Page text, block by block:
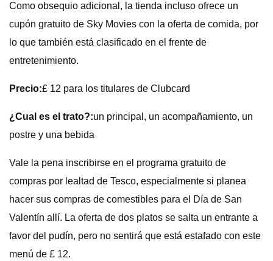
Como obsequio adicional, la tienda incluso ofrece un
cupón gratuito de Sky Movies con la oferta de comida, por
lo que también está clasificado en el frente de
entretenimiento.
Precio:£ 12 para los titulares de Clubcard
¿Cual es el trato?:un principal, un acompañamiento, un
postre y una bebida
Vale la pena inscribirse en el programa gratuito de
compras por lealtad de Tesco, especialmente si planea
hacer sus compras de comestibles para el Día de San
Valentín allí. La oferta de dos platos se salta un entrante a
favor del pudín, pero no sentirá que está estafado con este
menú de £ 12.